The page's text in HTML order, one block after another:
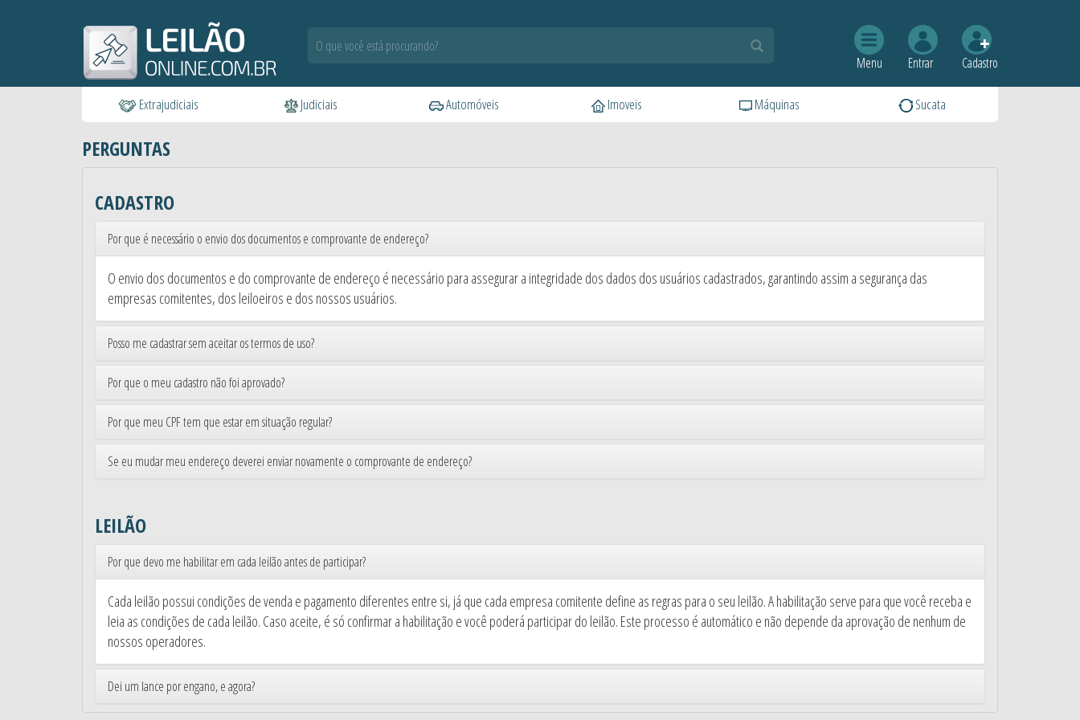
Menu Entrar Cadastro
Extrajudiciais Judiciais Automóveis Imoveis Máquinas Sucata
PERGUNTAS
CADASTRO
Por que é necessário o envio dos documentos e comprovante de endereço?
O envio dos documentos e do comprovante de endereço é necessário para assegurar a integridade dos dados dos usuários cadastrados, garantindo assim a segurança das
empresas comitentes, dos leiloeiros e dos nossos usuários.
Posso me cadastrar sem aceitar os termos de uso?
Por que o meu cadastro não foi aprovado?
Por que meu CPF tem que estar em situação regular?
Se eu mudar meu endereço deverei enviar novamente o comprovante de endereço?
LEILÃO
Por que devo me habilitar em cada leilão antes de participar?
Cada leilão possui condições de venda e pagamento diferentes entre si, já que cada empresa comitente define as regras para o seu leilão. A habilitação serve para que você receba e
leia as condições de cada leilão. Caso aceite, é só confirmar a habilitação e você poderá participar do leilão. Este processo é automático e não depende da aprovação de nenhum de
nossos operadores.
Dei um lance por engano, e agora?